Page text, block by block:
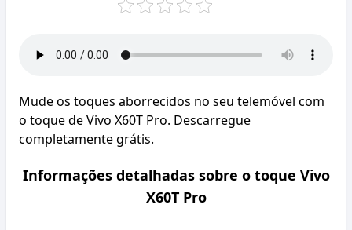
Mude os toques aborrecidos no seu telemóvel com
o toque de Vivo X60T Pro. Descarregue
completamente grátis.
Informações detalhadas sobre o toque Vivo
X60T Pro